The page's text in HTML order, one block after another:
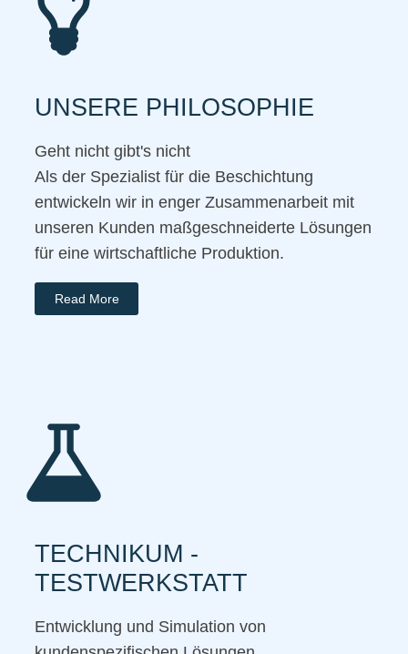
UNSERE PHILOSOPHIE
Geht nicht gibt's nicht
Als der Spezialist für die Beschichtung
entwickeln wir in enger Zusammenarbeit mit
unseren Kunden maßgeschneiderte Lösungen
für eine wirtschaftliche Produktion.
Read More
TECHNIKUM -
TESTWERKSTATT
Entwicklung und Simulation von